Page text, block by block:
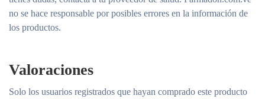
no se hace responsable por posibles errores en la información de
los productos.
Valoraciones
Solo los usuarios registrados que hayan comprado este producto